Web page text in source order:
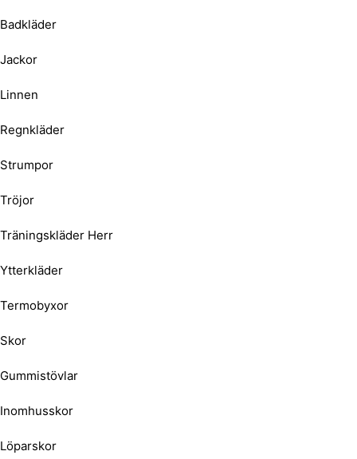
Badkläder
Jackor
Linnen
Regnkläder
Strumpor
Tröjor
Träningskläder Herr
Ytterkläder
Termobyxor
Skor
Gummistövlar
Inomhusskor
Löparskor